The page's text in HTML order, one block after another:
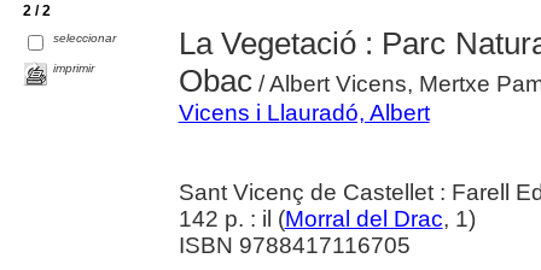
2 / 2
seleccionar
imprimir
La Vegetació : Parc
Obac/ Albert Vicens, Mertxe
Vicens i Llauradó, Albert
Sant Vicenç de Castellet : Farell
142 p. : il (Morral del Drac, 1)
ISBN 9788417116705